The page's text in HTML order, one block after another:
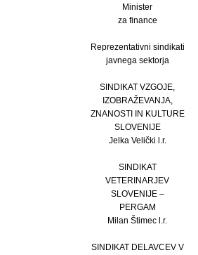
Minister
za finance
Reprezentativni sindikati
javnega sektorja
SINDIKAT VZGOJE,
IZOBRAŽEVANJA,
ZNANOSTI IN KULTURE
SLOVENIJE
Jelka Velički l.r.
SINDIKAT
VETERINARJEV
SLOVENIJE –
PERGAM
Milan Štimec l.r.
SINDIKAT DELAVCEV V